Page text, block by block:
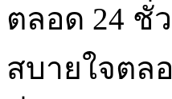
ตลอด 24 ชั่
สบายใจตล